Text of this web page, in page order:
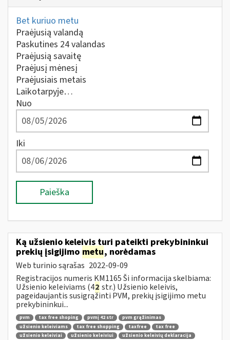
Bet kuriuo metu
Praėjusią valandą
Paskutines 24 valandas
Praėjusią savaitę
Praėjusį mėnesį
Praėjusiais metais
Laikotarpyje…
Nuo
Iki
Paieška
Ką užsienio keleivis turi pateikti prekybininkui
prekių įsigijimo metu, norėdamas
Web turinio sąrašas 2022-09-09
Registracijos numeris KM1165 Ši informacija skelbiama:
Užsienio keleiviams (42 str.) Užsienio keleivis,
pageidaujantis susigrąžinti PVM, prekių įsigijimo metu
prekybininkui...
pvm tax free shoping pvmį 42 str
pvm grąžinimas
užsienio keleiviams
tax free shopping taxfree
tax free
užsienio keleiviai
užsienio keleiviui
užsienio keleivių deklaracija